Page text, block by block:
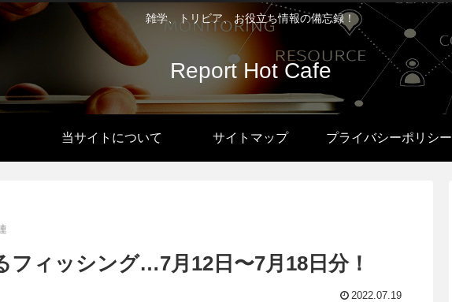
雑学、トリビア、お役立ち情報の備忘録！
Report Hot Cafe
当サイトについて サイトマップ プライバシーポリシー
フィッシング…7月12日〜7月18日分！
2022.07.19